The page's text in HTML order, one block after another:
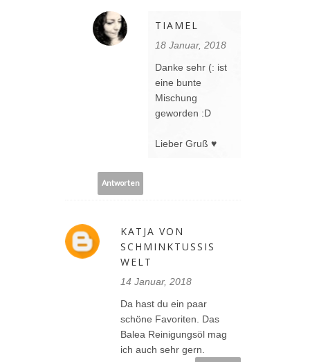
TIAMEL
18 Januar, 2018
Danke sehr (: ist
eine bunte
Mischung
geworden :D
Lieber Gruß ♥
Antworten
KATJA VON
SCHMINKTUSSIS
WELT
14 Januar, 2018
Da hast du ein paar
schöne Favoriten. Das
Balea Reinigungsöl mag
ich auch sehr gern.